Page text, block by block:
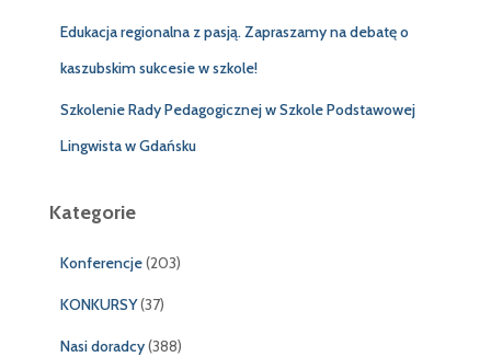
Edukacja regionalna z pasją. Zapraszamy na debatę o
kaszubskim sukcesie w szkole!
Szkolenie Rady Pedagogicznej w Szkole Podstawowej
Lingwista w Gdańsku
Kategorie
Konferencje(203)
KONKURSY(37)
Nasi doradcy(388)